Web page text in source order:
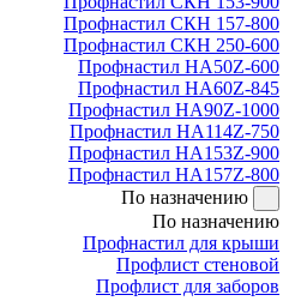
Профнастил СКН 157-800
Профнастил СКН 250-600
Профнастил НА50Z-600
Профнастил НА60Z-845
Профнастил НА90Z-1000
Профнастил НА114Z-750
Профнастил НА153Z-900
Профнастил НА157Z-800
По назначению
По назначению
Профнастил для крыши
Профлист стеновой
Профлист для заборов